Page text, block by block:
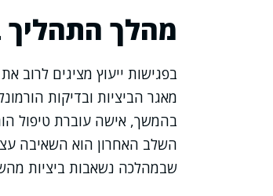
מהלך התהליך
בפגישות ייעוץ מציגים לרוב
מאגר הביציות ובדיקות
בהמשך, אישה עוברת טיפול
השלב האחרון הוא השאיבה
שבמהלכה נשאבות ביציות